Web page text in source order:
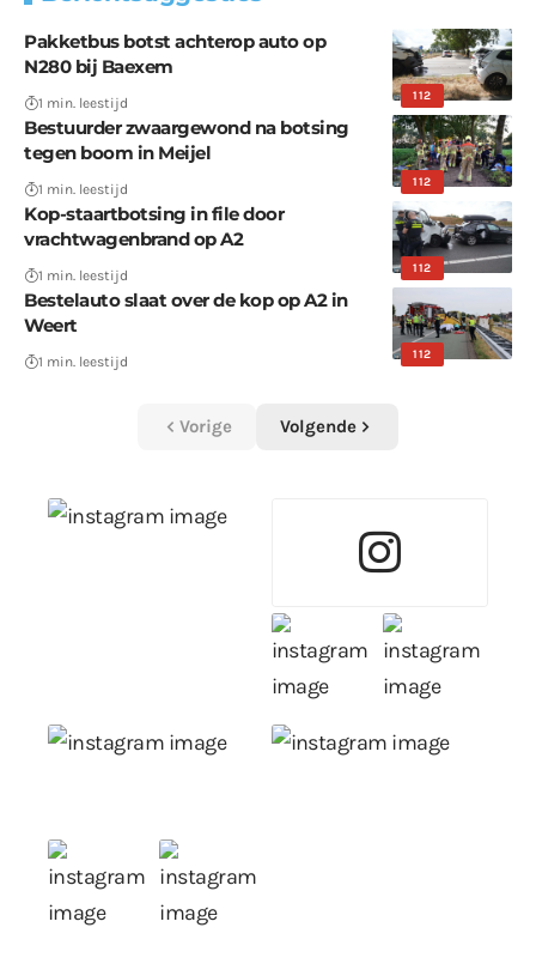
112
Pakketbus botst achterop auto op
N280 bij Baexem
1 min. leestijd
112
Bestuurder zwaargewond na botsing
tegen boom in Meijel
1 min. leestijd
112
Kop-staartbotsing in file door
vrachtwagenbrand op A2
1 min. leestijd
112
Bestelauto slaat over de kop op A2 in
Weert
1 min. leestijd
Vorige Volgende